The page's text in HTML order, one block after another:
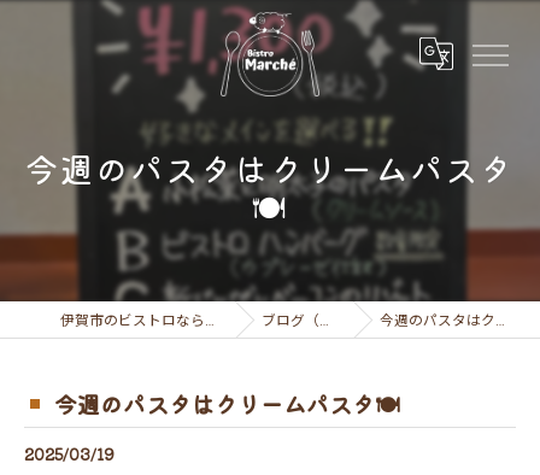
今週のパスタはクリームパスタ
🍽
伊賀市のビストロならビストロ マルシェ ブログ（お知らせ） 今週のパスタはクリームパスタ🍽
今週のパスタはクリームパスタ🍽
2025/03/19